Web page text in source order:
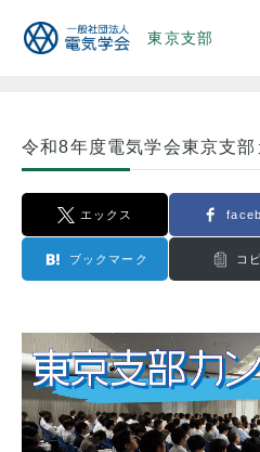
東京支部
令和8年度電気学会東京支部
エックス
ブックマーク コ